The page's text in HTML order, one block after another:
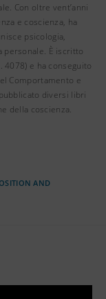
Con oltre vent’anni
e coscienza, ha
psicologia,
personale. È iscritto
4078) e ha conseguito
Comportamento e
diversi libri
della coscienza.
AND